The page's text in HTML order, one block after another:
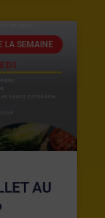
LA SEMAINE
AU